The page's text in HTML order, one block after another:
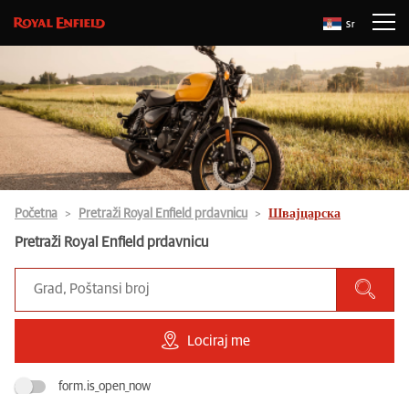
Sr
Početna Pretraži Royal Enfield prdavnicu Швајцарска
Pretraži Royal Enfield prdavnicu
Lociraj me
form.is_open_now